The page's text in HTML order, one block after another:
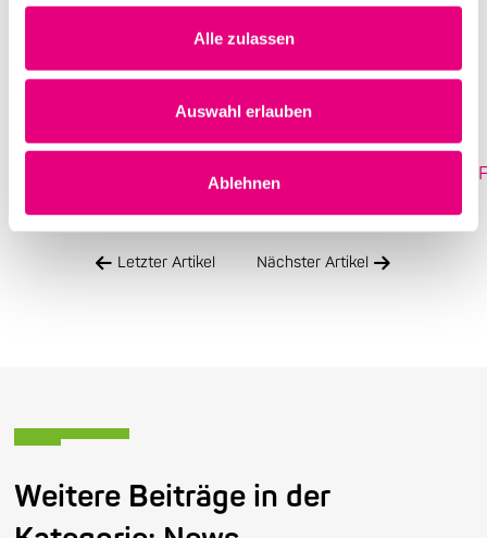
Alle zulassen
Auswahl erlauben
Ablehnen
Festivalregion Rhein-Neckar zur
Absage des Heidelberger
Letzter Artikel Nächster Artikel
Weitere Beiträge in der